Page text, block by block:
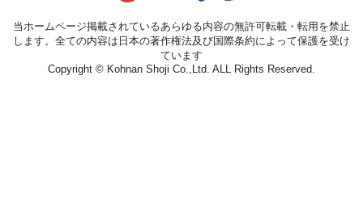
当ホームページ掲載されているあらゆる内容の無許可転載・転用を禁止
します。全ての内容は日本の著作権法及び国際条約によって保護を受け
ています
Copyright © Kohnan Shoji Co.,Ltd. ALL Rights Reserved.